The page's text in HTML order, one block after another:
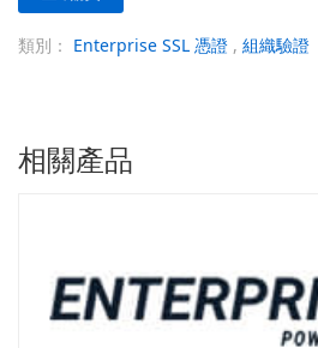
類別： Enterprise SSL 憑證 , 組織驗證
相關產品